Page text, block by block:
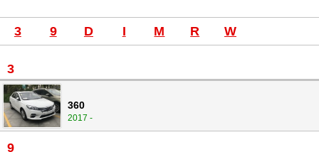
3 9 D I M R W
3
360
2017 -
9